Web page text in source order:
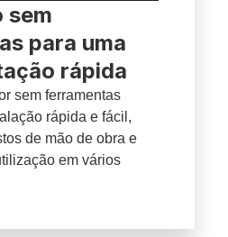
sem
para uma
rápida
sem ferramentas
rápida e fácil,
de mão de obra e
em vários